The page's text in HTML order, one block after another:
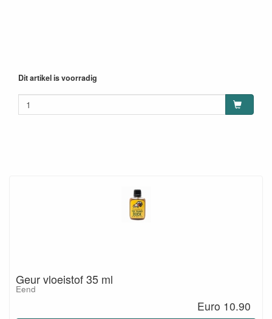
Dit artikel is voorradig
Geur vloeistof 35 ml
Eend
Euro 10.90